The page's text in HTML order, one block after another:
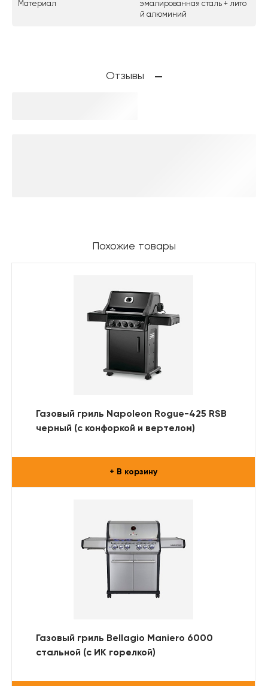
Материал
эмалированная сталь + лито
й алюминий
Отзывы
Похожие товары
Газовый гриль Napoleon Rogue-425 RSB
черный (с конфоркой и вертелом)
+ В корзину
Газовый гриль Bellagio Maniero 6000
стальной (с ИК горелкой)